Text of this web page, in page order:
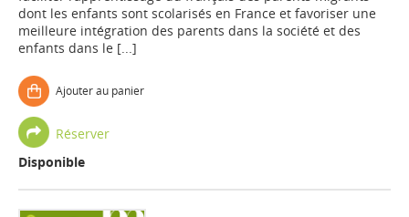
dont les enfants sont scolarisés en France et favoriser une
meilleure intégration des parents dans la société et des
enfants dans le [...]
Ajouter au panier
Réserver
Disponible